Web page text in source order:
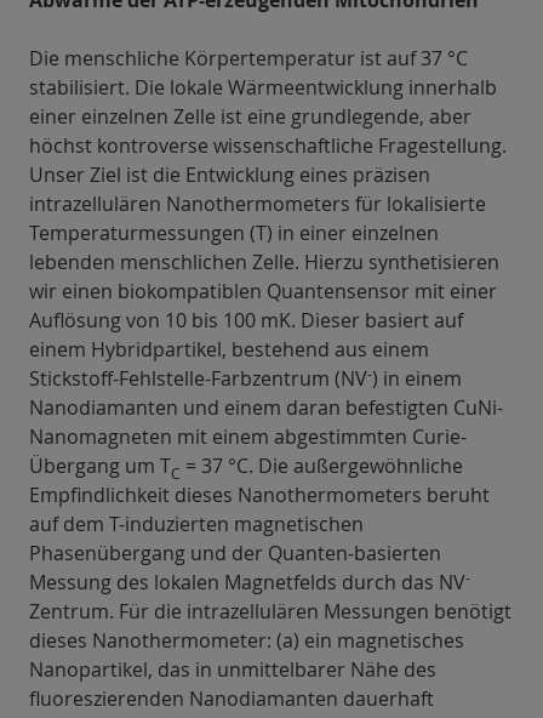
Die menschliche Körpertemperatur ist auf 37 °C
stabilisiert. Die lokale Wärmeentwicklung innerhalb
einer einzelnen Zelle ist eine grundlegende, aber
höchst kontroverse wissenschaftliche Fragestellung.
Unser Ziel ist die Entwicklung eines präzisen
intrazellulären Nanothermometers für lokalisierte
Temperaturmessungen (T) in einer einzelnen
lebenden menschlichen Zelle. Hierzu synthetisieren
wir einen biokompatiblen Quantensensor mit einer
Auflösung von 10 bis 100 mK. Dieser basiert auf
einem Hybridpartikel, bestehend aus einem
Stickstoff-Fehlstelle-Farbzentrum (NV-) in einem
Nanodiamanten und einem daran befestigten CuNi-
Nanomagneten mit einem abgestimmten Curie-
Übergang um TC = 37 °C. Die außergewöhnliche
Empfindlichkeit dieses Nanothermometers beruht
auf dem T-induzierten magnetischen
Phasenübergang und der Quanten-basierten
Messung des lokalen Magnetfelds durch das NV-
Zentrum. Für die intrazellulären Messungen benötigt
dieses Nanothermometer: (a) ein magnetisches
Nanopartikel, das in unmittelbarer Nähe des
fluoreszierenden Nanodiamanten dauerhaft